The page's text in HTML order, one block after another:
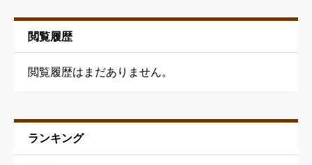
予約の取りやすさ
閲覧履歴
閲覧履歴はまだありません。
ランキング